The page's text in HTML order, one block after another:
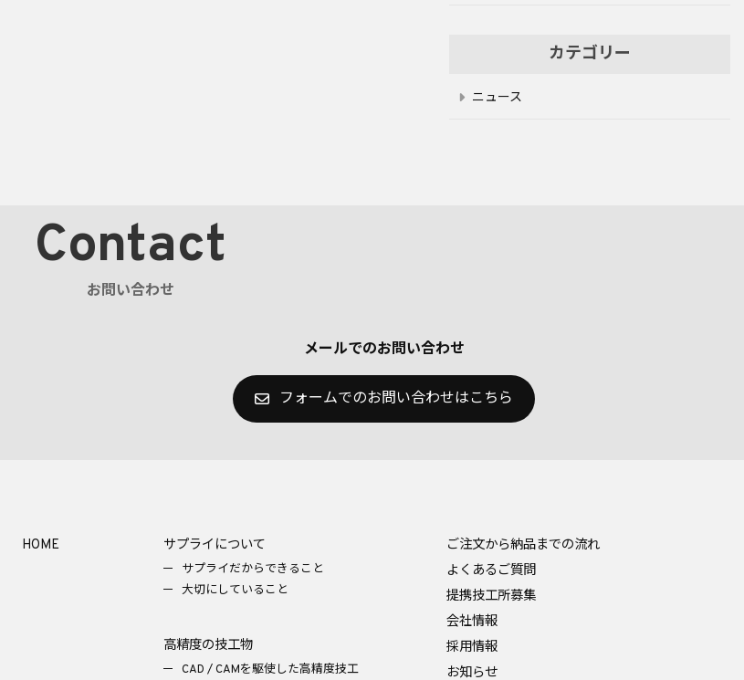
カテゴリー
ニュース
Contact
お問い合わせ
メールでのお問い合わせ
フォームでのお問い合わせはこちら
HOME サプライについて
サプライだからできること
大切にしていること
高精度の技工物
CAD / CAMを駆使した高精度技工
ご注文から納品までの流れ
よくあるご質問
提携技工所募集
会社情報
採用情報
お知らせ